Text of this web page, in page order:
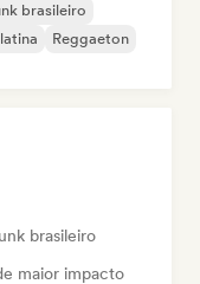
brasileiro
Reggaeton
brasileiro
maior impacto